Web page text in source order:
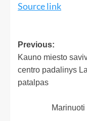
Source link
Previous:
Kauno miesto
centro padalinys
patalpas